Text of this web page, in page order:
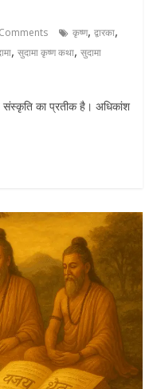
कृष्ण,द्वारका,
,सुदामा कृष्ण कथा,सुदामा
संस्कृति का प्रतीक है। अधिकांश